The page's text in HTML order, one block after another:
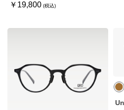
￥19,800